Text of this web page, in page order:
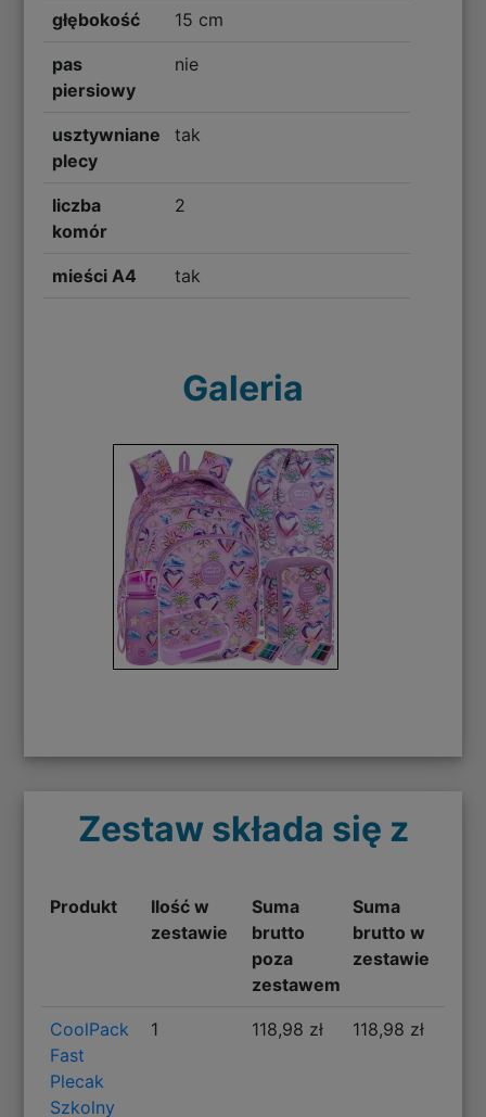
głębokość 15 cm
pas
piersiowy
nie
usztywniane
plecy
tak
liczba
komór
2
mieści A4 tak
Galeria
Zestaw składa się z
Produkt
Ilość w
zestawie
Suma
brutto
poza
zestawem
Suma
brutto w
zestawie
CoolPack
Fast
Plecak
Szkolny
1 118,98 zł 118,98 zł